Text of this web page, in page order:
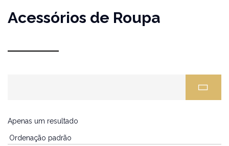
Acessórios de Roupa
Apenas um resultado